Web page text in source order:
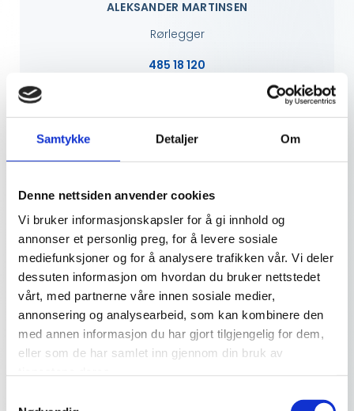
Samtykke Detaljer Om
Denne nettsiden anvender cookies
Vi bruker informasjonskapsler for å gi innhold og
annonser et personlig preg, for å levere sosiale
mediefunksjoner og for å analysere trafikken vår. Vi deler
dessuten informasjon om hvordan du bruker nettstedet
vårt, med partnerne våre innen sosiale medier,
annonsering og analysearbeid, som kan kombinere den
med annen informasjon du har gjort tilgjengelig for dem,
eller som de har samlet inn gjennom din bruk av
ALEKSANDER MARTINSEN
Rørlegger
485 18 120
ALEKSANDER TORRE
Rørlegger